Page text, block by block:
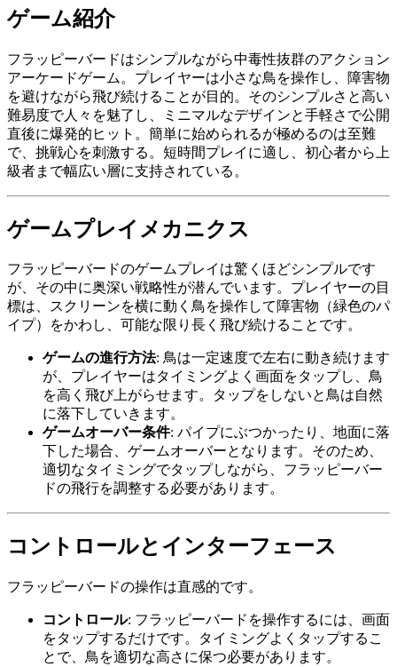
ゲーム紹介
フラッピーバードはシンプルながら中毒性抜群のアクション
アーケードゲーム。プレイヤーは小さな鳥を操作し、障害物
を避けながら飛び続けることが目的。そのシンプルさと高い
難易度で人々を魅了し、ミニマルなデザインと手軽さで公開
直後に爆発的ヒット。簡単に始められるが極めるのは至難
で、挑戦心を刺激する。短時間プレイに適し、初心者から上
級者まで幅広い層に支持されている。
ゲームプレイメカニクス
フラッピーバードのゲームプレイは驚くほどシンプルです
が、その中に奥深い戦略性が潜んでいます。プレイヤーの目
標は、スクリーンを横に動く鳥を操作して障害物（緑色のパ
イプ）をかわし、可能な限り長く飛び続けることです。
ゲームの進行方法: 鳥は一定速度で左右に動き続けます
が、プレイヤーはタイミングよく画面をタップし、鳥
を高く飛び上がらせます。タップをしないと鳥は自然
に落下していきます。
ゲームオーバー条件: パイプにぶつかったり、地面に落
下した場合、ゲームオーバーとなります。そのため、
適切なタイミングでタップしながら、フラッピーバー
ドの飛行を調整する必要があります。
コントロールとインターフェース
フラッピーバードの操作は直感的です。
コントロール: フラッピーバードを操作するには、画面
をタップするだけです。タイミングよくタップするこ
とで、鳥を適切な高さに保つ必要があります。